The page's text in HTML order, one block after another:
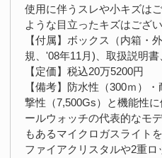
使用に伴うスレや小キズは
ような目立ったキズはござい
【付属】ボックス（内箱・
規、'08年11月)、取扱説明
【定価】税込20万5200円
【備考】防水性（300ｍ）
撃性（7,500Gs）と機能性
ールウォッチの代表的なモ
もあるマイクロガスライト
ファイアクリスタルや2重